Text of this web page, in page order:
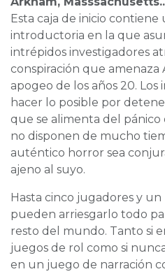
Esta caja de inicio
introductoria en la que
intrépidos investigadores
conspiración que
apogeo de los años 20.
hacer lo posible por
que se alimenta del pánico
no disponen de mucho
auténtico horror sea
ajeno al suyo.
Hasta cinco jugadores y
pueden arriesgarlo todo
resto del mundo. Tanto si
juegos de rol como si
en un juego de narración